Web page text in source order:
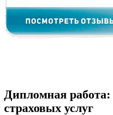
Дипломная
страховых услуг